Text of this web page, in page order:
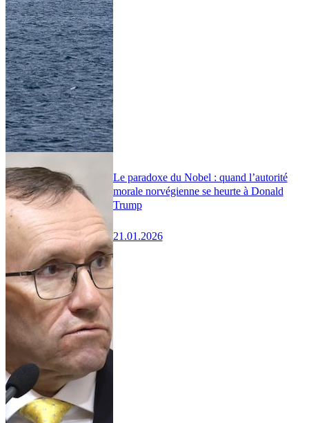
Le paradoxe du Nobel : quand l’autorité
morale norvégienne se heurte à Donald
Trump
21.01.2026